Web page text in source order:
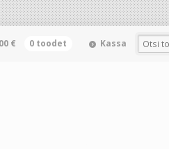
€ 0 toodet Kassa